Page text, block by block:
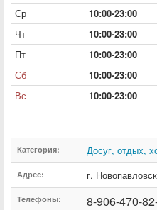
Ср
10:00-23:00
Чт
10:00-23:00
Пт
10:00-23:00
Сб
10:00-23:00
Вс
10:00-23:00
Категория: Досуг, отдых,
Адрес: г. Новопавловск
Телефоны: 8-906-470-